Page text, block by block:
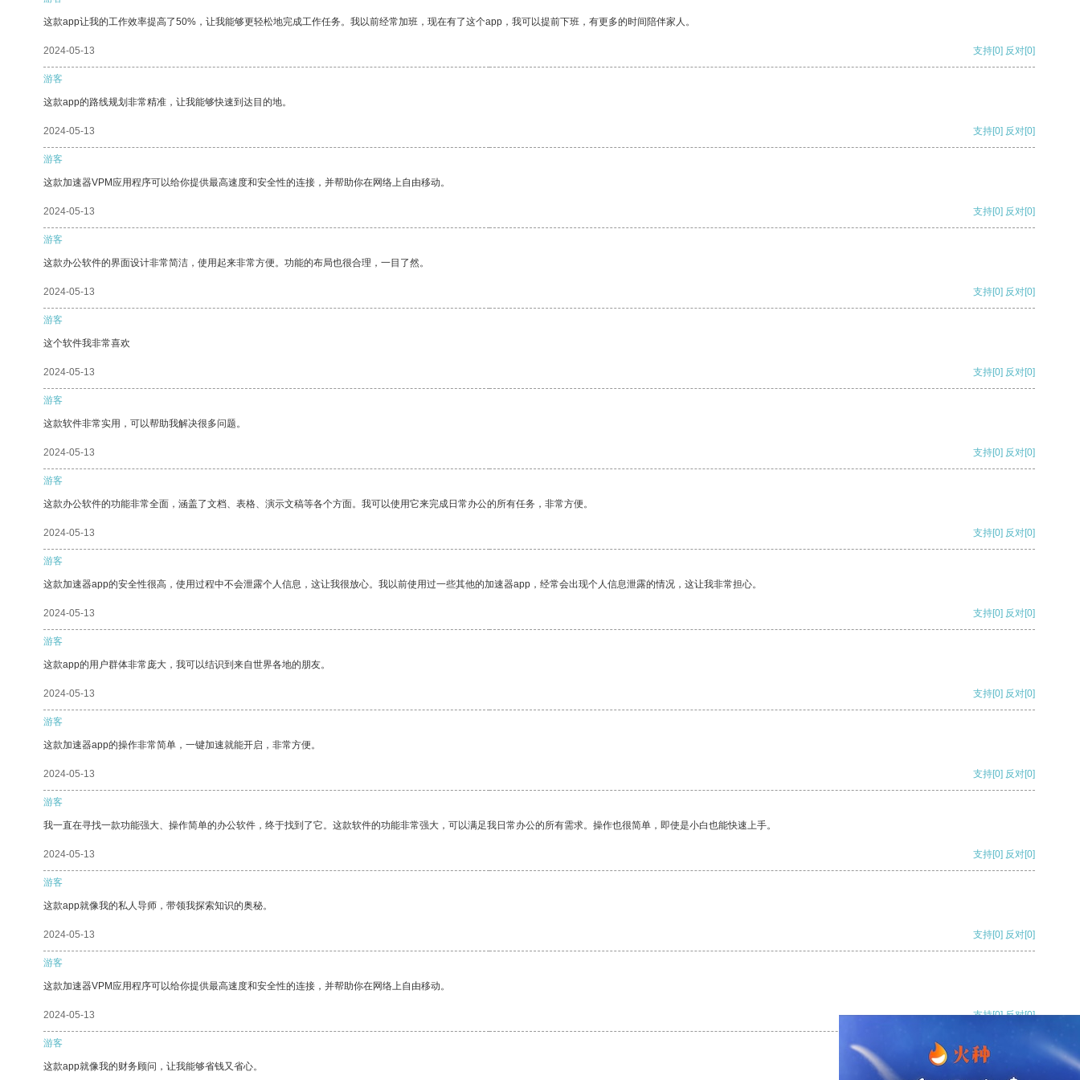
这款app让我的工作效率提高了50%，让我能够更轻松地完成工作任务。我以前经常加班，现在有了这个app，我可以提前下班，有更多的时间陪伴家人。
2024-05-13 支持[0] 反对[0]
游客
这款app的路线规划非常精准，让我能够快速到达目的地。
2024-05-13 支持[0] 反对[0]
游客
这款加速器VPM应用程序可以给你提供最高速度和安全性的连接，并帮助你在网络上自由移动。
2024-05-13 支持[0] 反对[0]
游客
这款办公软件的界面设计非常简洁，使用起来非常方便。功能的布局也很合理，一目了然。
2024-05-13 支持[0] 反对[0]
游客
这个软件我非常喜欢
2024-05-13 支持[0] 反对[0]
游客
这款软件非常实用，可以帮助我解决很多问题。
2024-05-13 支持[0] 反对[0]
游客
这款办公软件的功能非常全面，涵盖了文档、表格、演示文稿等各个方面。我可以使用它来完成日常办公的所有任务，非常方便。
2024-05-13 支持[0] 反对[0]
游客
这款加速器app的安全性很高，使用过程中不会泄露个人信息，这让我很放心。我以前使用过一些其他的加速器app，经常会出现个人信息泄露的情况，这让我非常担心。
2024-05-13 支持[0] 反对[0]
游客
这款app的用户群体非常庞大，我可以结识到来自世界各地的朋友。
2024-05-13 支持[0] 反对[0]
游客
这款加速器app的操作非常简单，一键加速就能开启，非常方便。
2024-05-13 支持[0] 反对[0]
游客
我一直在寻找一款功能强大、操作简单的办公软件，终于找到了它。这款软件的功能非常强大，可以满足我日常办公的所有需求。操作也很简单，即使是小白也能快速上手。
2024-05-13 支持[0] 反对[0]
游客
这款app就像我的私人导师，带领我探索知识的奥秘。
2024-05-13 支持[0] 反对[0]
游客
这款加速器VPM应用程序可以给你提供最高速度和安全性的连接，并帮助你在网络上自由移动。
2024-05-13 支持[0] 反对[0]
游客
这款app就像我的财务顾问，让我能够省钱又省心。